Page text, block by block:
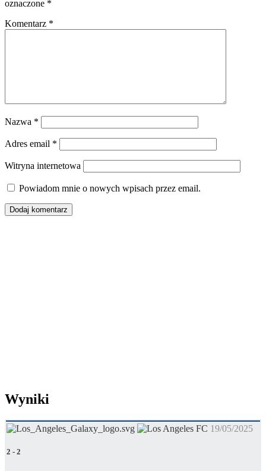
oznaczone *
Komentarz *
Nazwa *
Adres email *
Witryna internetowa
Powiadom mnie o nowych wpisach przez email.
Wyniki
19/05/2025
2 - 2